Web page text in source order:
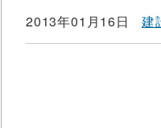
2013年01月16日 建